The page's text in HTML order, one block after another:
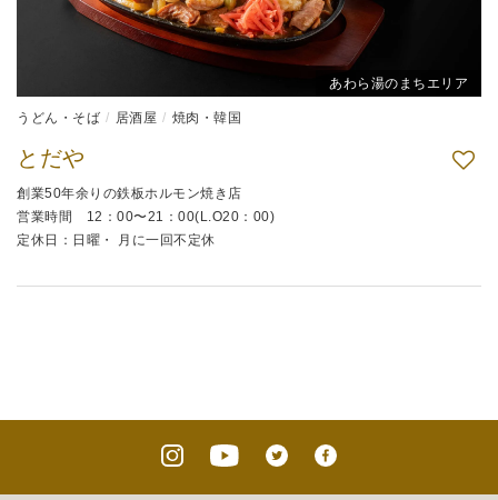
あわら湯のまちエリア
うどん・そば 居酒屋 焼肉・韓国
とだや
創業50年余りの鉄板ホルモン焼き店
営業時間 12：00〜21：00(L.O20：00)
定休日：日曜・ 月に一回不定休